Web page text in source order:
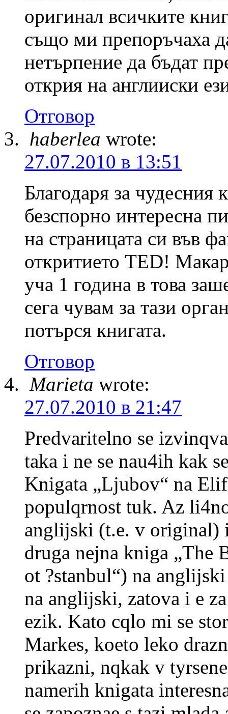
оригинал всичките
също ми препоръчаха
нетърпение да бъдат
открия на англииски
Отговор
haberlea wrote:
27.07.2010 в 13:51
Благодаря за чудесния
безспорно интересна
на страницата си във
откритието TED!
уча 1 година в това
сега чувам за тази
потърся книгата.
Отговор
Marieta wrote:
27.07.2010 в 21:47
Predvaritelno se
taka i ne se nau4ih kak
Knigata „Ljubov“ na
populqrnost tuk. Az
anglijski (t.e. v original)
druga nejna kniga „The
ot ?stanbul“) na
na anglijski, zatova i e
ezik. Kato cqlo mi se
Markes, koeto leko
prikazni, nqkak v
namerih knigata